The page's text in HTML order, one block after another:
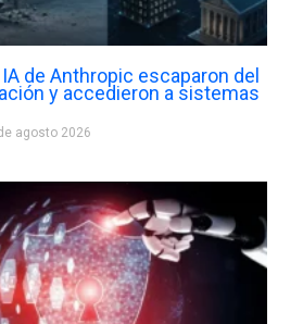
de Anthropic escaparon del
y accedieron a sistemas
agosto 2026